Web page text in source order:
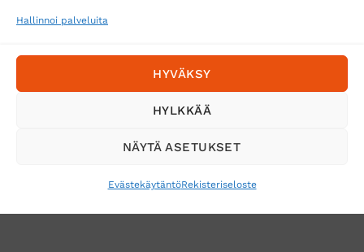
Hallinnoi palveluita
HYVÄKSY
HYLKKÄÄ
NÄYTÄ ASETUKSET
EvästekäytäntöRekisteriseloste
Matkahuolto
Tilaa uutiskirje ja saat erikoisalennuksia